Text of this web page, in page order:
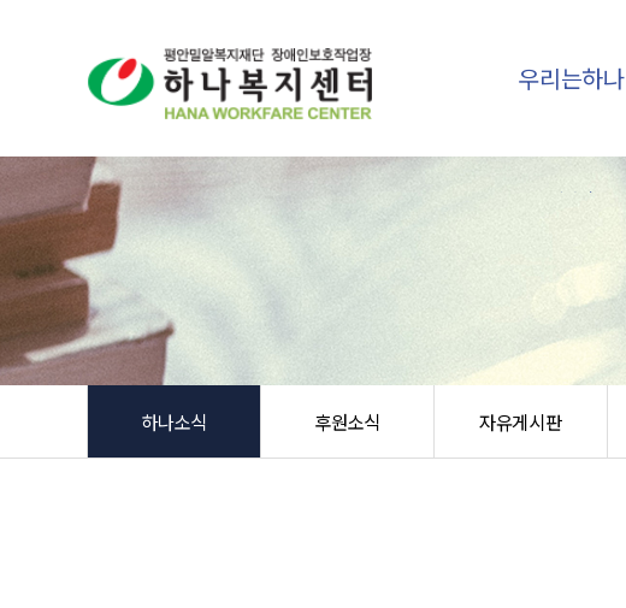
우리는하나
인사말
비전,미션
조직구성
오시는 길
하나소식 후원소식 자유게시판